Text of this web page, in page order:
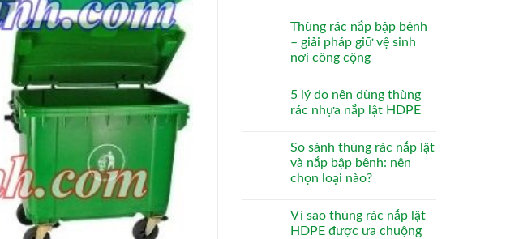
Thùng rác nắp bập bênh
– giải pháp giữ vệ sinh
nơi công cộng
5 lý do nên dùng thùng
rác nhựa nắp lật HDPE
So sánh thùng rác nắp lật
và nắp bập bênh: nên
chọn loại nào?
Vì sao thùng rác nắp lật
HDPE được ưa chuộng